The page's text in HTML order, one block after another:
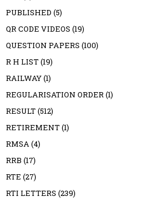
PUBLISHED (5)
QR CODE VIDEOS (19)
QUESTION PAPERS (100)
R H LIST(19)
RAILWAY(1)
REGULARISATION ORDER(1)
RESULT(512)
RETIREMENT(1)
RMSA(4)
RRB (17)
RTE (27)
RTI LETTERS (239)